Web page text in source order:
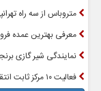
متروباس از سه راه
معرفی بهترین عمده
نمایندگی شیر گازی
فعالیت ۱۰ مرکز ثابت انتقال خون در سطح استان تهران